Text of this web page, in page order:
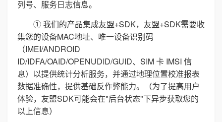
列号、服务日志信息。
① 我们的产品集成友盟+SDK，友盟+SDK需要收
集您的设备MAC地址、唯一设备识别码
（IMEI/ANDROID
ID/IDFA/OAID/OPENUDID/GUID、SIM 卡 IMSI 信
息）以提供统计分析服务，并通过地理位置校准报表
数据准确性，提供基础反作弊能力。（为了提高用户
体验，友盟SDK可能会在"后台状态"下异步获取您的
以上信息）